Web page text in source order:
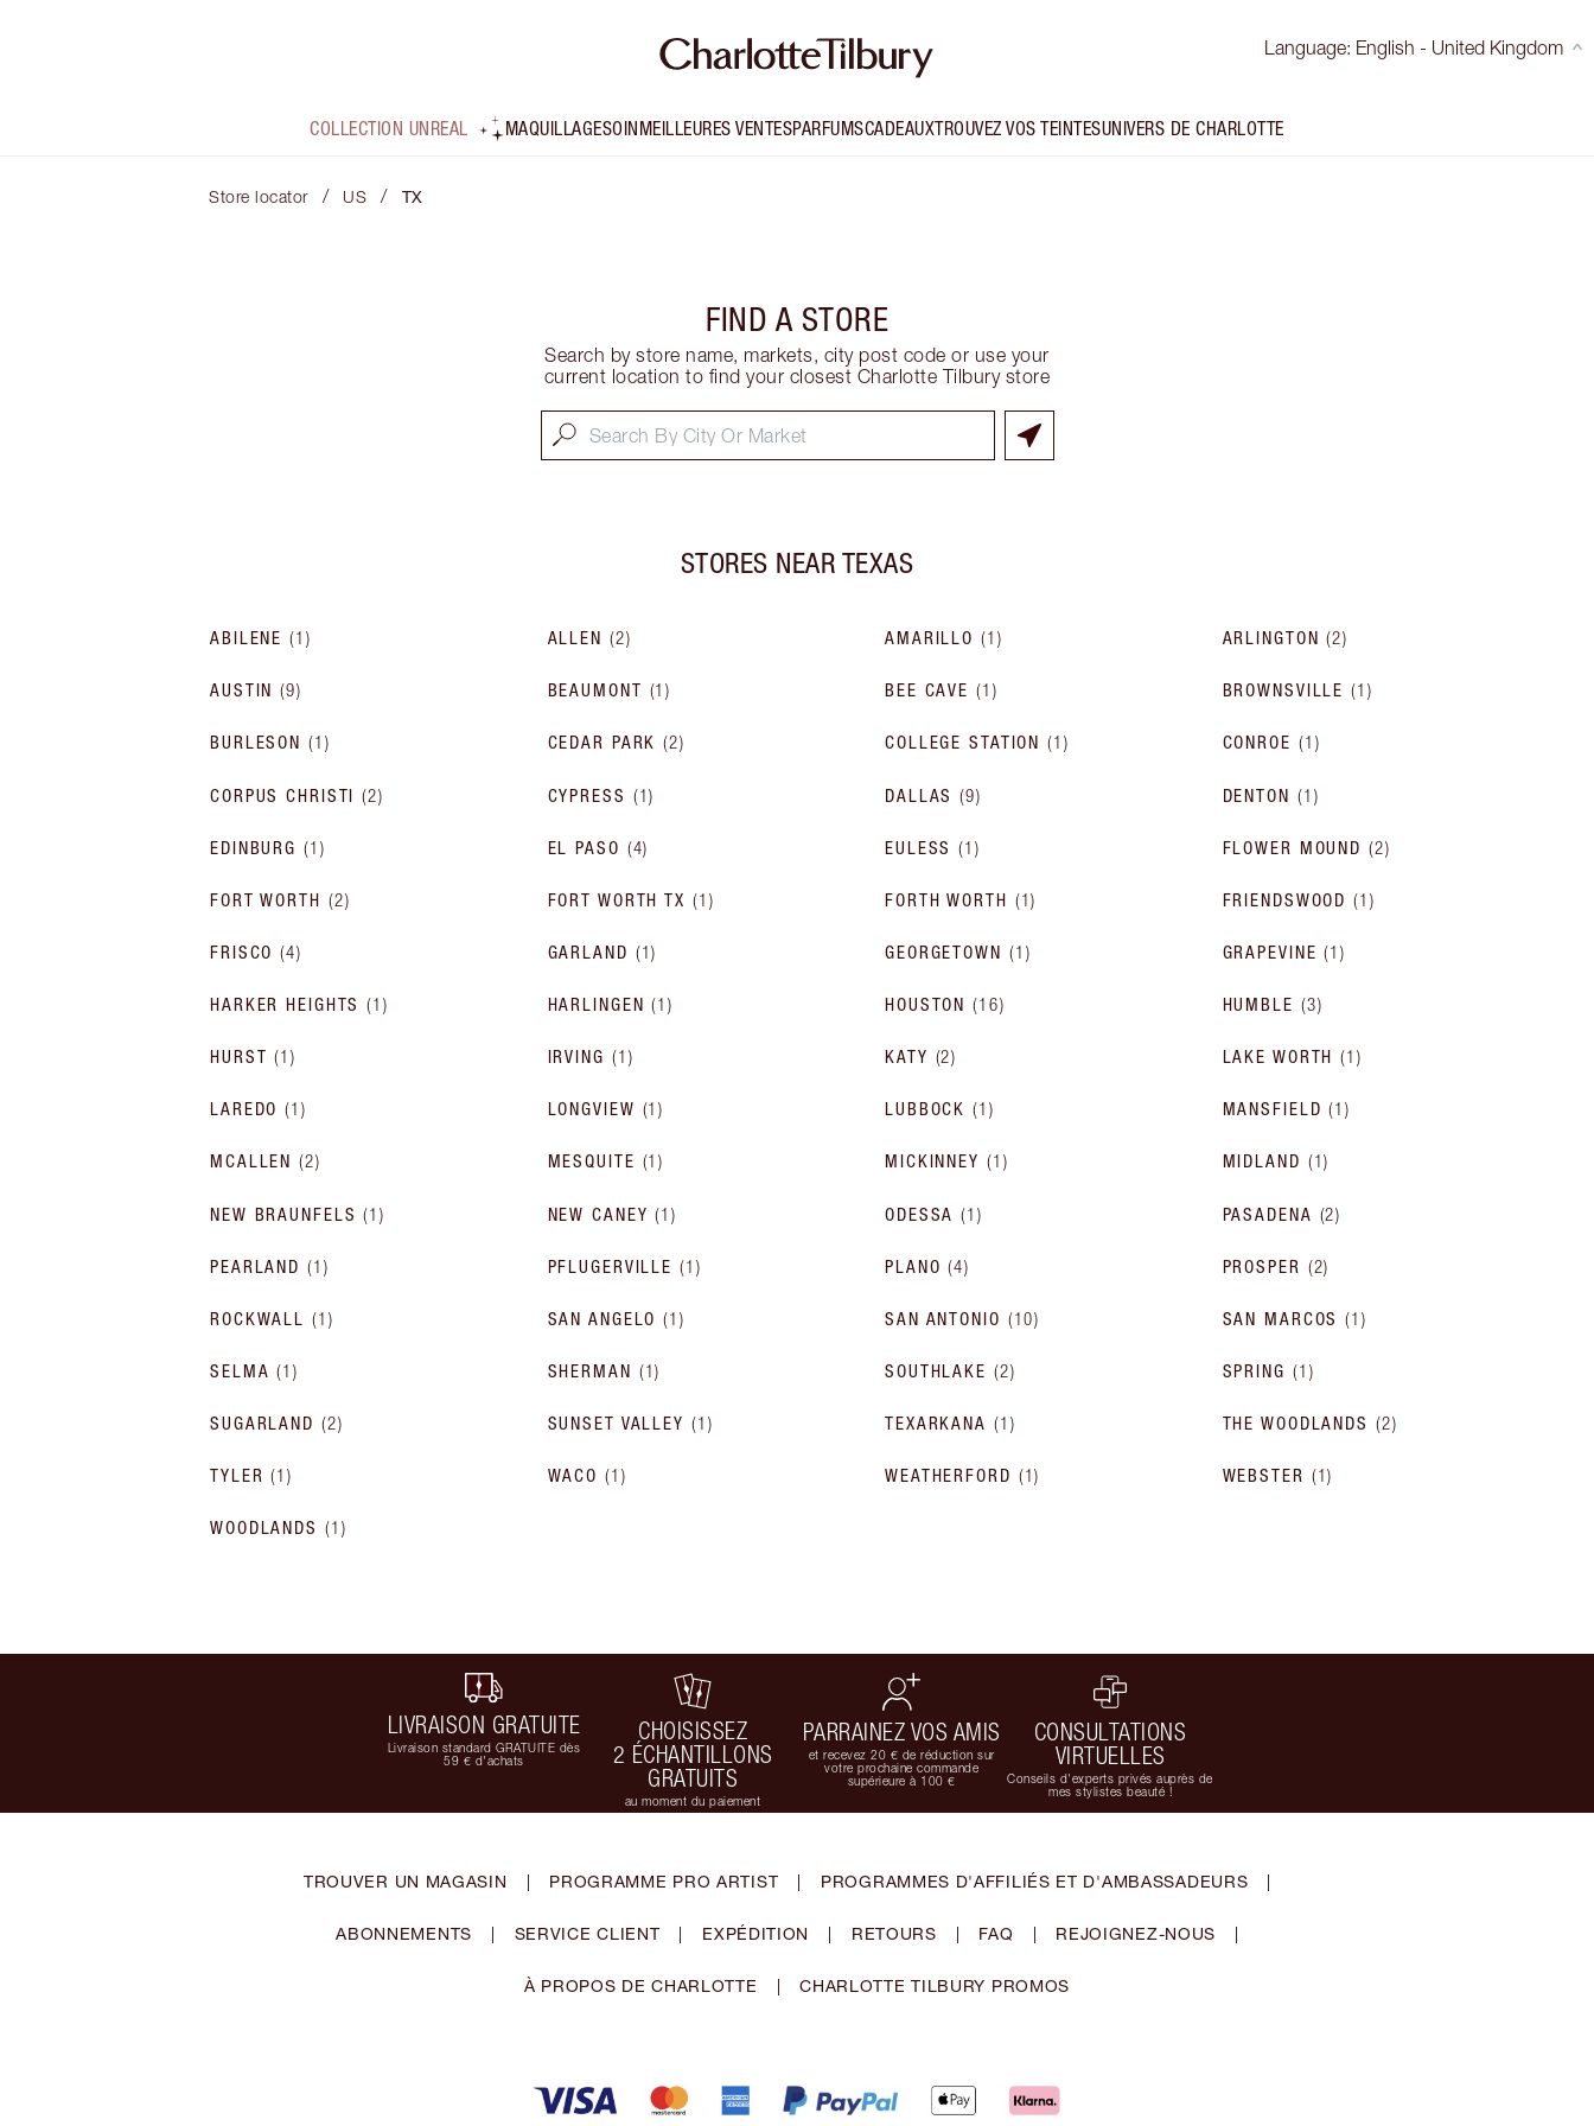
Language: English - United Kingdom
COLLECTION UNREAL MAQUILLAGESOINMEILLEURES VENTESPARFUMSCADEAUXTROUVEZ VOS TEINTESUNIVERS DE CHARLOTTE
Store locator / US / TX
FIND A STORE
Search by store name, markets, city post code or use your
current location to find your closest Charlotte Tilbury store
STORES NEAR TEXAS
ABILENE (1 ) ALLEN (2) AMARILLO (1 ) ARLINGTON (2)
AUSTIN (9) BEAUMONT (1) BEE CAVE (1 ) BROWNSVILLE (1 )
BURLESON (1 ) CEDAR PARK (2) COLLEGE STATION (1 ) CONROE (1 )
CORPUS CHRISTI (2) CYPRESS (1) DALLAS (9) DENTON (1 )
EDINBURG (1 ) EL PASO (4) EULESS (1) FLOWER MOUND (2)
FORT WORTH (2) FORT WORTH TX (1 ) FORTH WORTH (1) FRIENDSWOOD (1 )
FRISCO (4) GARLAND (1) GEORGETOWN (1 ) GRAPEVINE (1)
HARKER HEIGHTS (1) HARLINGEN (1) HOUSTON (16) HUMBLE (3)
HURST (1) IRVING (1 ) KATY (2) LAKE WORTH (1)
LAREDO (1) LONGVIEW (1) LUBBOCK (1 ) MANSFIELD (1)
MCALLEN (2) MESQUITE (1) MICKINNEY (1 ) MIDLAND (1)
NEW BRAUNFELS (1) NEW CANEY (1) ODESSA (1) PASADENA (2)
PEARLAND (1 ) PFLUGERVILLE (1 ) PLANO (4) PROSPER (2)
ROCKWALL (1 ) SAN ANGELO (1) SAN ANTONIO (10) SAN MARCOS (1)
SELMA (1) SHERMAN (1) SOUTHLAKE (2) SPRING (1 )
SUGARLAND (2) SUNSET VALLEY (1 ) TEXARKANA (1 ) THE WOODLANDS (2)
TYLER (1) WACO (1 ) WEATHERFORD (1) WEBSTER (1)
WOODLANDS (1 )
LIVRAISON GRATUITE
Livraison standard GRATUITE dès
59 € d'achats
CHOISISSEZ
2 ÉCHANTILLONS
GRATUITS
au moment du paiement
PARRAINEZ VOS AMIS
et recevez 20 € de réduction sur
votre prochaine commande
supérieure à 100 €
CONSULTATIONS
VIRTUELLES
Conseils d'experts privés auprès de
mes stylistes beauté !
TROUVER UN MAGASIN PROGRAMME PRO ARTIST PROGRAMMES D'AFFILIÉS ET D'AMBASSADEURS
ABONNEMENTS SERVICE CLIENT EXPÉDITION RETOURS FAQ REJOIGNEZ-NOUS
À PROPOS DE CHARLOTTE CHARLOTTE TILBURY PROMOS